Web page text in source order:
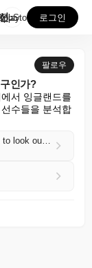
잉글랜드가 경계해야 할 파나마 선수들은 누구인가? 로그인
팔로우
인가?
서 잉글랜드를
수들을 분석합
Who are the Panama players England need to look out for?